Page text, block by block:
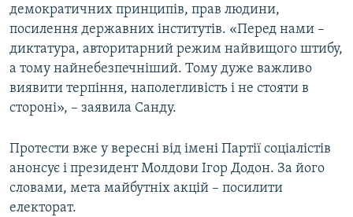
демократичних принципів, прав людини,
посилення державних інститутів. «Перед нами –
диктатура, авторитарний режим найвищого штибу,
а тому найнебезпечніший. Тому дуже важливо
виявити терпіння, наполегливість і не стояти в
стороні», – заявила Санду.
Протести вже у вересні від імені Партії соціалістів
анонсує і президент Молдови Ігор Додон. За його
словами, мета майбутніх акцій – посилити
електорат.